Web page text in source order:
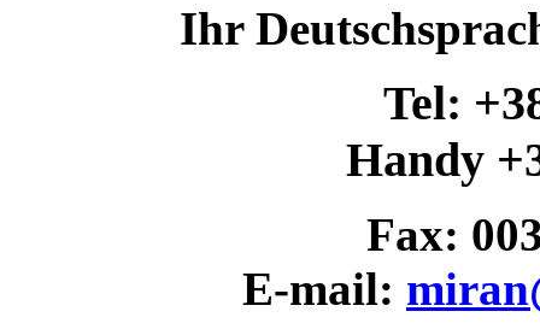
Ihr
Tel:
Handy
Fax:
E-mail: